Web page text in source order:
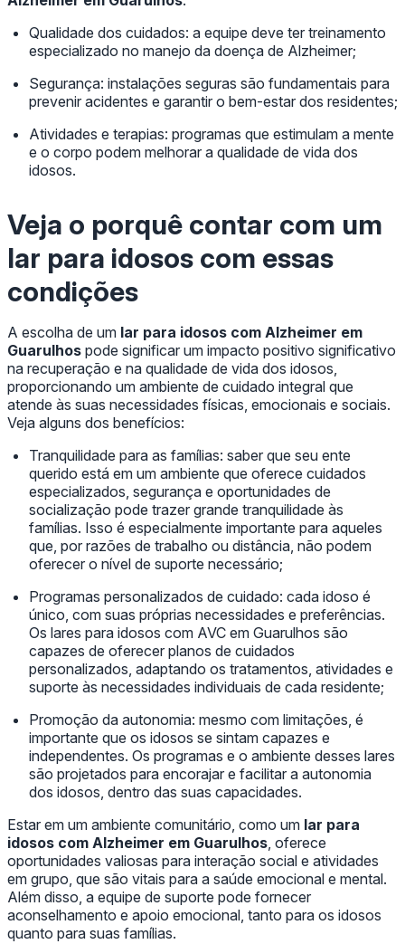
Qualidade dos cuidados: a equipe deve ter treinamento
especializado no manejo da doença de Alzheimer;
Segurança: instalações seguras são fundamentais para
prevenir acidentes e garantir o bem-estar dos residentes;
Atividades e terapias: programas que estimulam a mente
e o corpo podem melhorar a qualidade de vida dos
idosos.
Veja o porquê contar com um
lar para idosos com essas
condições
A escolha de um lar para idosos com Alzheimer em
Guarulhos pode significar um impacto positivo significativo
na recuperação e na qualidade de vida dos idosos,
proporcionando um ambiente de cuidado integral que
atende às suas necessidades físicas, emocionais e sociais.
Veja alguns dos benefícios:
Tranquilidade para as famílias: saber que seu ente
querido está em um ambiente que oferece cuidados
especializados, segurança e oportunidades de
socialização pode trazer grande tranquilidade às
famílias. Isso é especialmente importante para aqueles
que, por razões de trabalho ou distância, não podem
oferecer o nível de suporte necessário;
Programas personalizados de cuidado: cada idoso é
único, com suas próprias necessidades e preferências.
Os lares para idosos com AVC em Guarulhos são
capazes de oferecer planos de cuidados
personalizados, adaptando os tratamentos, atividades e
suporte às necessidades individuais de cada residente;
Promoção da autonomia: mesmo com limitações, é
importante que os idosos se sintam capazes e
independentes. Os programas e o ambiente desses lares
são projetados para encorajar e facilitar a autonomia
dos idosos, dentro das suas capacidades.
Estar em um ambiente comunitário, como um lar para
idosos com Alzheimer em Guarulhos, oferece
oportunidades valiosas para interação social e atividades
em grupo, que são vitais para a saúde emocional e mental.
Além disso, a equipe de suporte pode fornecer
aconselhamento e apoio emocional, tanto para os idosos
quanto para suas famílias.